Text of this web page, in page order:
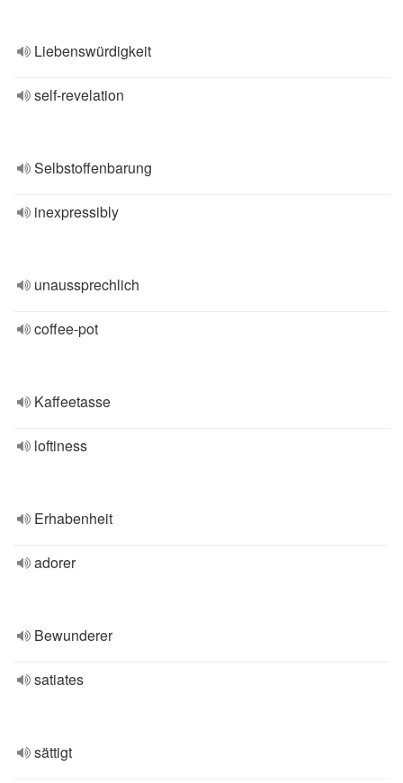
Liebenswürdigkeit
self-revelation
Selbstoffenbarung
inexpressibly
unaussprechlich
coffee-pot
Kaffeetasse
loftiness
Erhabenheit
adorer
Bewunderer
satiates
sättigt